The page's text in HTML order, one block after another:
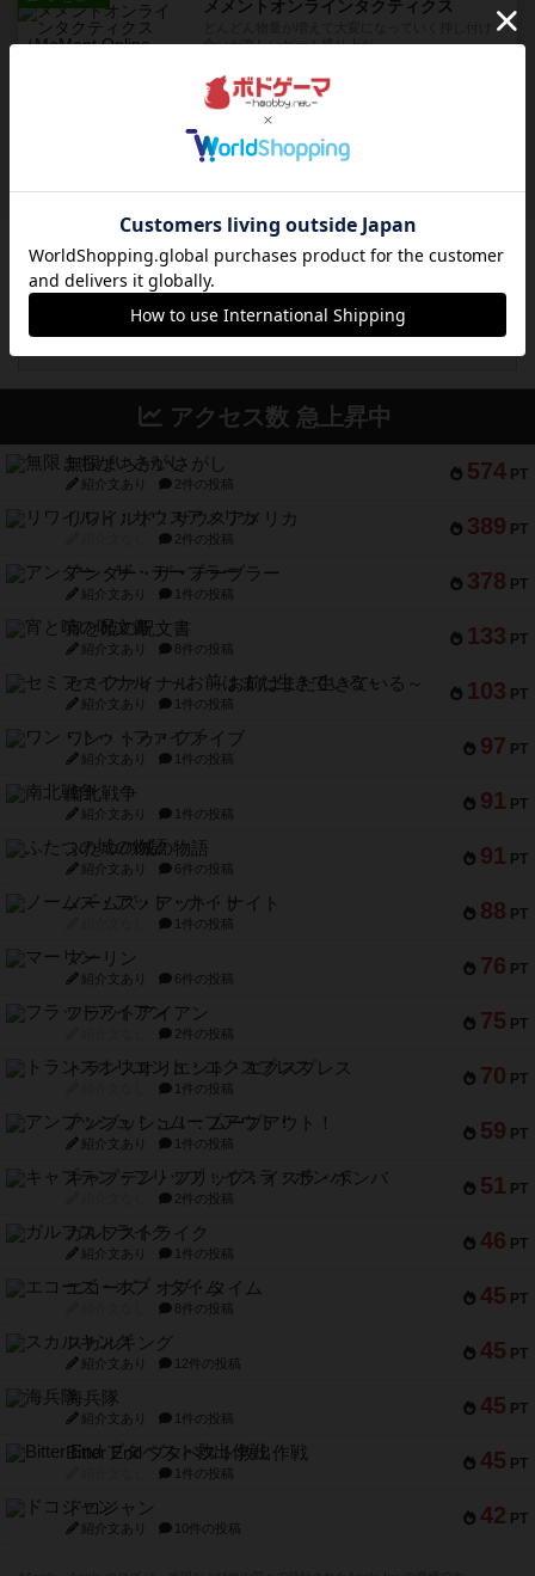
メメントオンラインタクティクス
合いが楽しいゲーム盛り上が...
ヘックメック
サイコロゲームです1から5までの数字と芋虫がか
かれたダイス。これを振っ...
ボドゲーマのアプリ版はこちら
アクセス数 急上昇中
574 PT
無限まちがいさがし
紹介文あり 2件の投稿
389 PT
リワイルド：サウスアメリカ
2件の投稿
378 PT
アンダー・ザ・テーブラー
紹介文あり 1件の投稿
133 PT
宵と暁の呪文書
紹介文あり 8件の投稿
103 PT
セミファイナル ～お前はまだ生きている～
紹介文あり 1件の投稿
97 PT
ワン・トゥ・ファイブ
紹介文あり 1件の投稿
91 PT
南北戦争
紹介文あり 1件の投稿
91 PT
ふたつの城の物語
紹介文あり 6件の投稿
88 PT
ノームズ・アット・ナイト
1件の投稿
76 PT
マーリン
紹介文あり 6件の投稿
75 PT
フラットアイアン
2件の投稿
70 PT
トランスオリエント・エクスプレス
1件の投稿
59 PT
アンブッシュ！：ムーブアウト！
紹介文あり 1件の投稿
51 PT
キャプテン・フリップ：イスラ・ボンバ
2件の投稿
46 PT
ガルフストライク
紹介文あり 1件の投稿
45 PT
エコーズ・オブ・タイム
8件の投稿
45 PT
スカルキング
紹介文あり 12件の投稿
45 PT
海兵隊
紹介文あり 1件の投稿
45 PT
Bitter End ブタペスト救出作戦
1件の投稿
42 PT
ドコジャン
紹介文あり 10件の投稿